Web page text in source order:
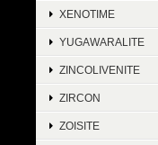
XENOTIME
YUGAWARALITE
ZINCOLIVENITE
ZIRCON
ZOISITE